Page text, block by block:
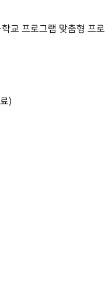
교 프로그램 맞춤형 프로
)